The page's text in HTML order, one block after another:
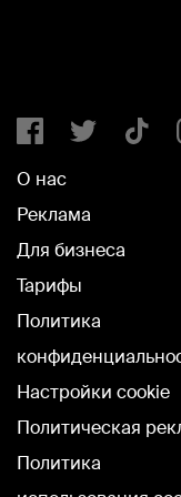
О нас
Реклама
Для бизнеса
Тарифы
Политика
Настройки cookie
Политическая
Политика